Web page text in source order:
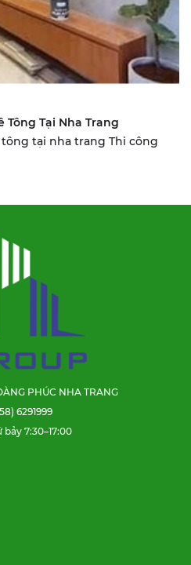
Tông Tại Nha Trang
tại nha trang Thi công
PHÚC NHA TRANG
6291999
7:30–17:00